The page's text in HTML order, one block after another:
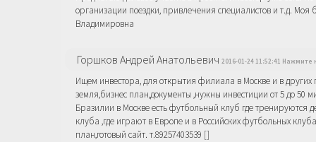
организации поездки, привлечения специалистов и т.д.
Владимировна
Горшков Андрей Анатольевич 2016-01-24 11:52:41 Нажмите
Ищем инвестора, для открытия филиала в Москве и в других
земля,бизнес план,документы ,нужны инвестиции от 5 до 50
Бразилии в Москве есть футбольный клуб где тренируются
клуба ,где играют в Европе и в Российских футбольных
план,готовый сайт. т.89257403539 []